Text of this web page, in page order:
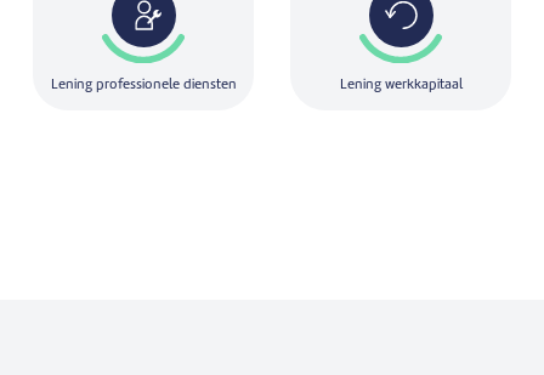
Lening professionele diensten Lening werkkapitaal